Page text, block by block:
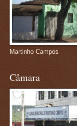
Martinho Campos
Câmara